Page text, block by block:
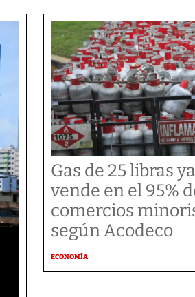
Gas de 25 libras
vende en el 95%
comercios
según Acodeco
ECONOMÍA